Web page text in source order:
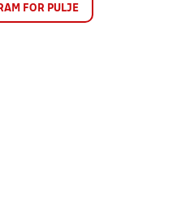
FOR PULJE